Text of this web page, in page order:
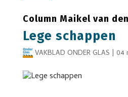
Column Maikel van
Lege schappen
VAKBLAD ONDER GLAS | 04